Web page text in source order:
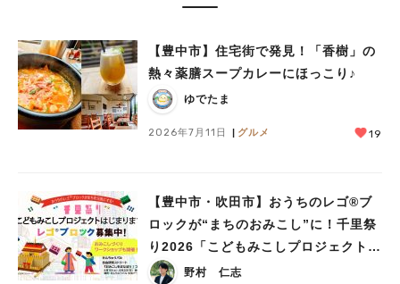
【豊中市】住宅街で発見！「香樹」の
熱々薬膳スープカレーにほっこり♪
ゆでたま
2026年7月11日 グルメ 19
【豊中市・吹田市】おうちのレゴ®ブ
ロックが“まちのおみこし”に！千里祭
り2026「こどもみこしプロジェクト」
が始まります！！
野村 仁志